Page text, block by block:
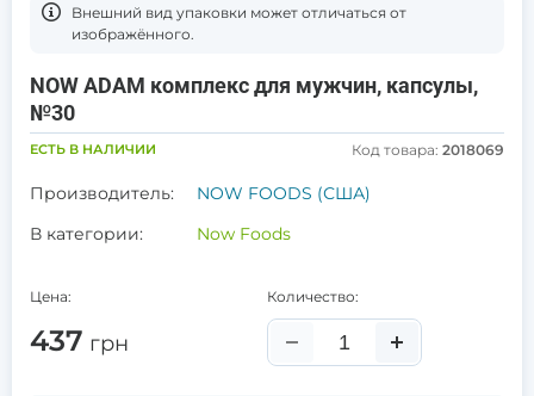
Bнешний вид упаковки может отличаться от
изображённого.
NOW ADAM комплекс для мужчин, капсулы,
№30
ЕСТЬ В НАЛИЧИИ Код товара: 2018069
Производитель:
NOW FOODS (США)
В категории:
Now Foods
Цена:
437 грн
Количество: